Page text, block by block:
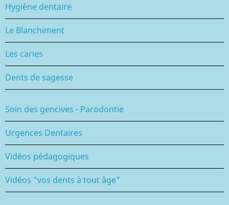
Hygiène dentaire
Le Blanchiment
Les caries
Dents de sagesse
Soin des gencives - Parodontie
Urgences Dentaires
Vidéos pédagogiques
Vidéos "vos dents à tout âge"